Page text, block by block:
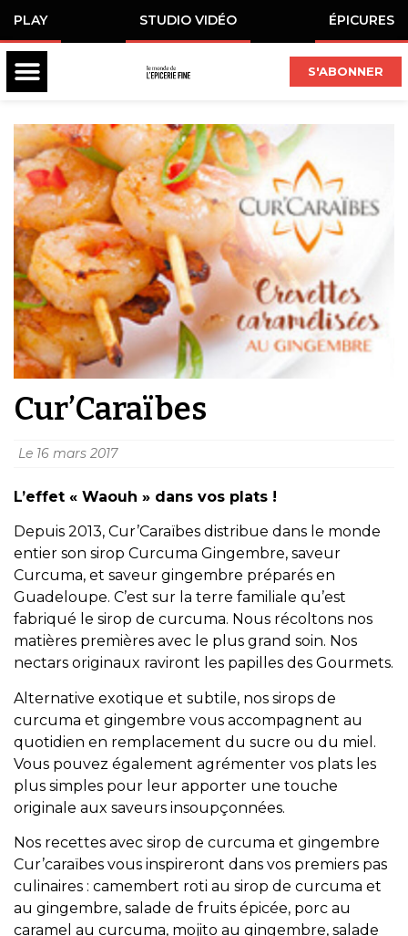
PLAY STUDIO VIDÉO ÉPICURES
S'ABONNER
Cur’Caraïbes
Le 16 mars 2017
L’effet « Waouh » dans vos plats !
Depuis 2013, Cur’Caraïbes distribue dans le monde
entier son sirop Curcuma Gingembre, saveur
Curcuma, et saveur gingembre préparés en
Guadeloupe. C’est sur la terre familiale qu’est
fabriqué le sirop de curcuma. Nous récoltons nos
matières premières avec le plus grand soin. Nos
nectars originaux raviront les papilles des Gourmets.
Alternative exotique et subtile, nos sirops de
curcuma et gingembre vous accompagnent au
quotidien en remplacement du sucre ou du miel.
Vous pouvez également agrémenter vos plats les
plus simples pour leur apporter une touche
originale aux saveurs insoupçonnées.
Nos recettes avec sirop de curcuma et gingembre
Cur’caraïbes vous inspireront dans vos premiers pas
culinaires : camembert roti au sirop de curcuma et
au gingembre, salade de fruits épicée, porc au
caramel au curcuma, mojito au gingembre, salade